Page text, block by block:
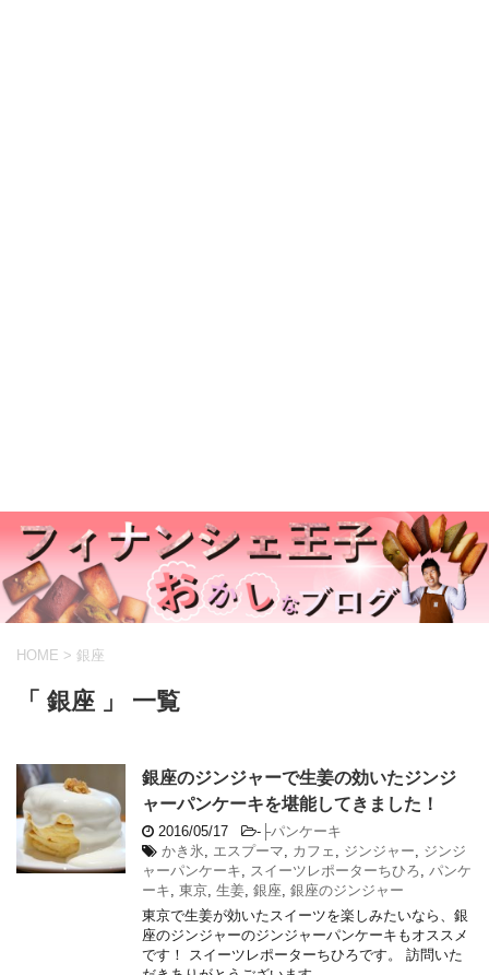
HOME > 銀座
「 銀座 」 一覧
銀座のジンジャーで生姜の効いたジンジ
ャーパンケーキを堪能してきました！
2016/05/17 - ├パンケーキ
かき氷
エスプーマ カフェ ジンジャー
ジンジ
ャーパンケーキ
スイーツレポーターちひろ
パンケ
ーキ 東京 生姜 銀座 銀座のジンジャー
東京で生姜が効いたスイーツを楽しみたいなら、銀
座のジンジャーのジンジャーパンケーキもオススメ
です！ スイーツレポーターちひろです。 訪問いた